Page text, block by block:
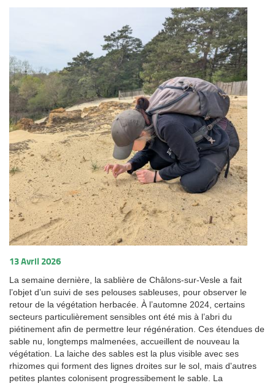
13 Avril 2026
La semaine dernière, la sablière de Châlons‑sur‑Vesle a fait
l’objet d’un suivi de ses pelouses sableuses, pour observer le
retour de la végétation herbacée. À l’automne 2024, certains
secteurs particulièrement sensibles ont été mis à l’abri du
piétinement afin de permettre leur régénération. Ces étendues de
sable nu, longtemps malmenées, accueillent de nouveau la
végétation. La laiche des sables est la plus visible avec ses
rhizomes qui forment des lignes droites sur le sol, mais d'autres
petites plantes colonisent progressibement le sable. La